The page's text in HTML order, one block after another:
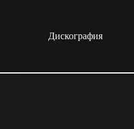
Дискография